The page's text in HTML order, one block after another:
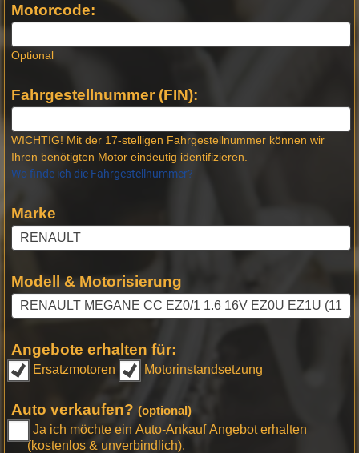
Motorcode:
Optional
Fahrgestellnummer (FIN):
WICHTIG! Mit der 17-stelligen Fahrgestellnummer können wir
Ihren benötigten Motor eindeutig identifizieren.
Wo finde ich die Fahrgestellnummer?
Marke
Modell & Motorisierung
Angebote erhalten für:
Ersatzmotoren Motorinstandsetzung
Auto verkaufen? (optional)
Ja ich möchte ein Auto-Ankauf Angebot erhalten
(kostenlos & unverbindlich).